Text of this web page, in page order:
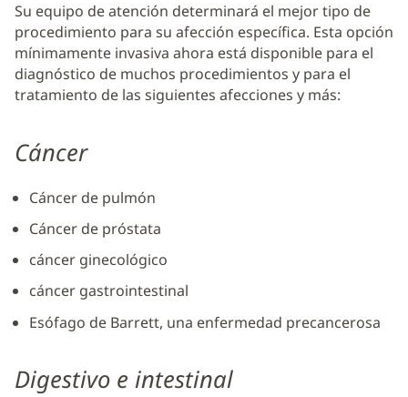
Su equipo de atención determinará el mejor tipo de
procedimiento para su afección específica. Esta opción
mínimamente invasiva ahora está disponible para el
diagnóstico de muchos procedimientos y para el
tratamiento de las siguientes afecciones y más:
Cáncer
Cáncer de pulmón
Cáncer de próstata
cáncer ginecológico
cáncer gastrointestinal
Esófago de Barrett, una enfermedad precancerosa
Digestivo e intestinal